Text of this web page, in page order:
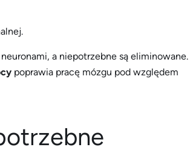
a niepotrzebne są eliminowane.
poprawia pracę mózgu pod względem